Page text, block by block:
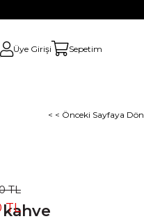
Üye Girişi Sepetim
< < Önceki Sayfaya Dön
TL
TL